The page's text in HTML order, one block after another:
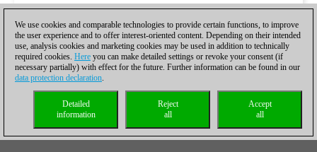
We use cookies and comparable technologies to provide certain functions, to improve
the user experience and to offer interest-oriented content. Depending on their intended
use, analysis cookies and marketing cookies may be used in addition to technically
required cookies. Here you can make detailed settings or revoke your consent (if
necessary partially) with effect for the future. Further information can be found in our
data protection declaration.
Accept
all
Reject
all
Detailed
information